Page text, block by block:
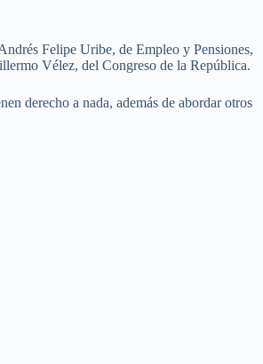
Felipe Uribe, de Empleo y Pensiones,
Vélez, del Congreso de la República.
derecho a nada, además de abordar otros